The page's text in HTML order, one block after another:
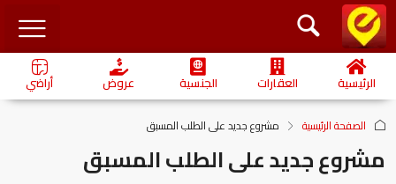
الرئيسية العقارات الجنسية عروض أراضي
الصفحة الرئيسية مشروع جديد على الطلب المسبق
مشروع جديد على الطلب المسبق